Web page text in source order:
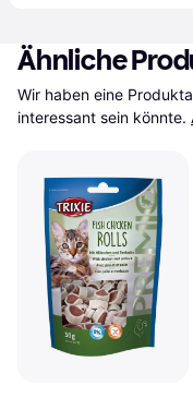
Ähnliche
Wir haben eine
interessant sein könnte.